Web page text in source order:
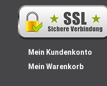
Mein Kundenkonto
Mein Warenkorb